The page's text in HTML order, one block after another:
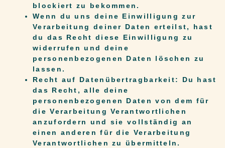
blockiert zu bekommen.
Wenn du uns deine Einwilligung zur
Verarbeitung deiner Daten erteilst, hast
du das Recht diese Einwilligung zu
widerrufen und deine
personenbezogenen Daten löschen zu
lassen.
Recht auf Datenübertragbarkeit: Du hast
das Recht, alle deine
personenbezogenen Daten von dem für
die Verarbeitung Verantwortlichen
anzufordern und sie vollständig an
einen anderen für die Verarbeitung
Verantwortlichen zu übermitteln.